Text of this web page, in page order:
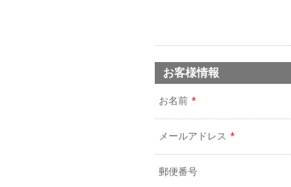
お客様情報
お名前 *
メールアドレス *
郵便番号